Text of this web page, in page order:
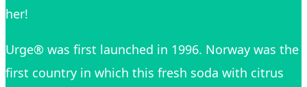
her!
Urge® was first launched in 1996. Norway was the
first country in which this fresh soda with citrus